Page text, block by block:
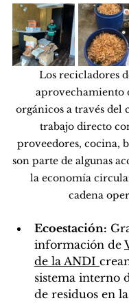
Los recicladores
aprovechamiento
orgánicos a través del
trabajo directo
proveedores, cocina,
son parte de algunas
la economía
cadena
Ecoestación:
información de
de la ANDI
sistema interno
de residuos en